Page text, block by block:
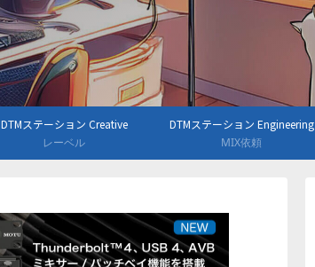
DTMステーション Creative
レーベル
DTMステーション Engineering
MIX依頼